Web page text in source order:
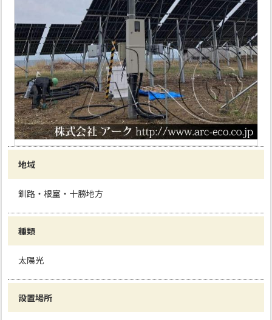
地域
釧路・根室・十勝地方
種類
太陽光
設置場所